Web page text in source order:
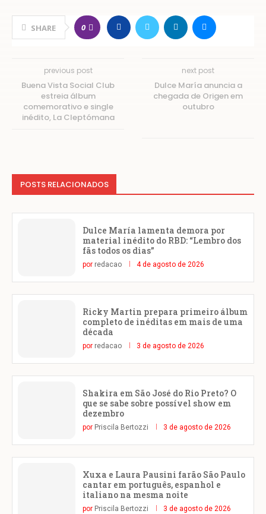
SHARE 0
previous post
Buena Vista Social Club
estreia álbum
comemorativo e single
inédito, La Cleptómana
next post
Dulce María anuncia a
chegada de Origen em
outubro
POSTS RELACIONADOS
Dulce María lamenta demora por
material inédito do RBD: “Lembro dos
fãs todos os dias”
por redacao 4 de agosto de 2026
Ricky Martin prepara primeiro álbum
completo de inéditas em mais de uma
década
por redacao 3 de agosto de 2026
Shakira em São José do Rio Preto? O
que se sabe sobre possível show em
dezembro
por Priscila Bertozzi 3 de agosto de 2026
Xuxa e Laura Pausini farão São Paulo
cantar em português, espanhol e
italiano na mesma noite
por Priscila Bertozzi 3 de agosto de 2026